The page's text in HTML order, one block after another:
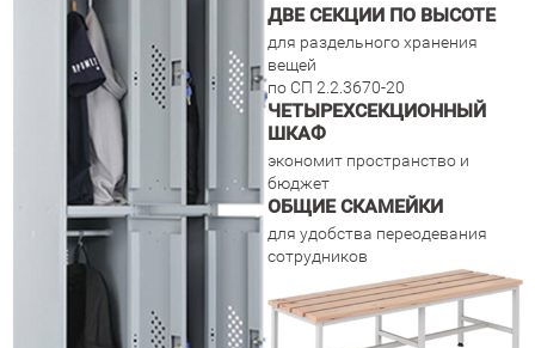
ДВЕ СЕКЦИИ ПО ВЫСОТЕ
для раздельного хранения
вещей
по СП 2.2.3670-20
ЧЕТЫРЕХСЕКЦИОННЫЙ
ШКАФ
экономит пространство и
бюджет
ОБЩИЕ СКАМЕЙКИ
для удобства переодевания
сотрудников